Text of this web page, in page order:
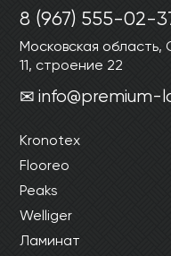
Ваши данные не
Ваши данные не
Ваши данные не
8 (967) 555-02-
Московская область,
11, строение 22
info@premium-
Kronotex
Flooreo
Peaks
Welliger
Ламинат